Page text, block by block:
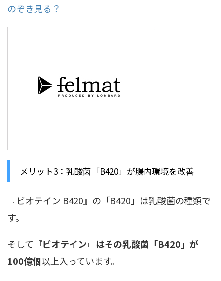
のぞき見る？
メリット3：乳酸菌「B420」が腸内環境を改善
『ビオテイン B420』の「B420」は乳酸菌の種類で
す。
そして 『ビオテイン』はその乳酸菌「B420」が
100億個以上入っています。